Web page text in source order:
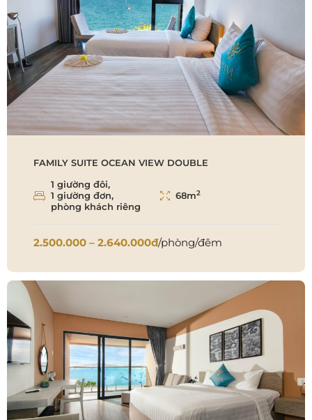
FAMILY SUITE OCEAN VIEW DOUBLE
1 giường đôi,
1 giường đơn,
phòng khách riêng
68m2
2.500.000 – 2.640.000đ/phòng/đêm